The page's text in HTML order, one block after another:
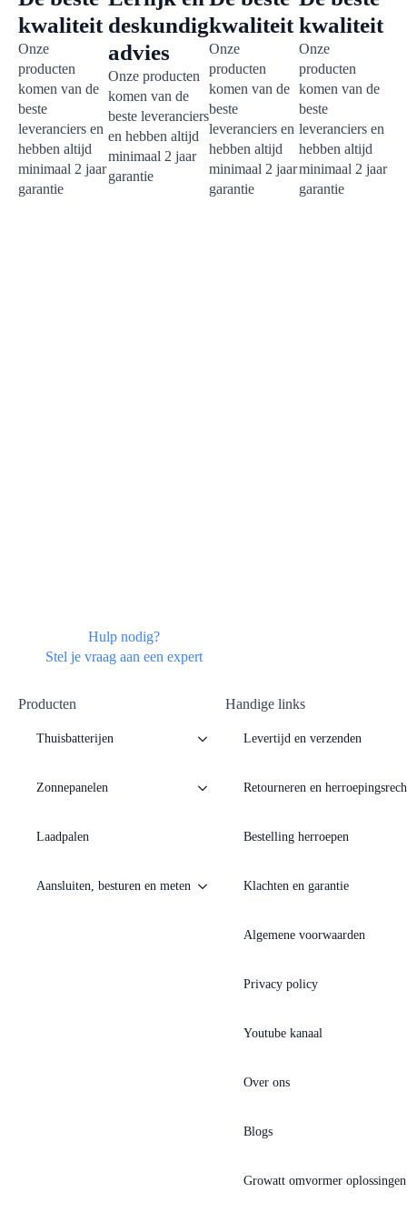
kwaliteit
Onze
producten
komen van de
beste
leveranciers en
hebben altijd
minimaal 2 jaar
garantie
deskundig
advies
Onze producten
komen van de
beste leveranciers
en hebben altijd
minimaal 2 jaar
garantie
kwaliteit
Onze
producten
komen van de
beste
leveranciers en
hebben altijd
minimaal 2 jaar
garantie
kwaliteit
Onze
producten
komen van de
beste
leveranciers en
hebben altijd
minimaal 2 jaar
garantie
Hulp nodig?
Stel je vraag aan een expert
Producten
Thuisbatterijen
Zonnepanelen
Laadpalen
Aansluiten, besturen en meten
Handige links
Levertijd en verzenden
Retourneren en
Bestelling herroepen
Klachten en garantie
Algemene voorwaarden
Privacy policy
Youtube kanaal
Over ons
Blogs
Growatt omvormer oplossingen